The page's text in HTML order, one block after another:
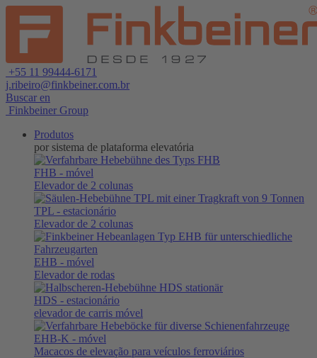
+55 11 99444-6171
j.ribeiro@finkbeiner.com.br
Buscar en
Finkbeiner Group
Produtos
por sistema de plataforma elevatória
FHB - móvel
Elevador de 2 colunas
TPL - estacionário
Elevador de 2 colunas
EHB - móvel
Elevador de rodas
HDS - estacionário
elevador de carris móvel
EHB-K - móvel
Macacos de elevação para veículos ferroviários